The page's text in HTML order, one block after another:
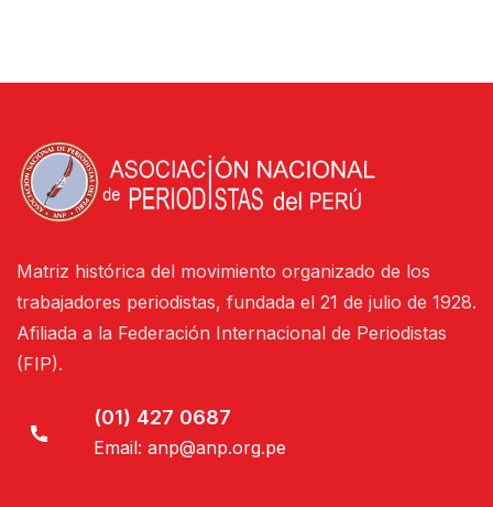
Matriz histórica del movimiento organizado de los
trabajadores periodistas, fundada el 21 de julio de 1928.
Afiliada a la Federación Internacional de Periodistas
(FIP).
(01) 427 0687
Email: anp@anp.org.pe